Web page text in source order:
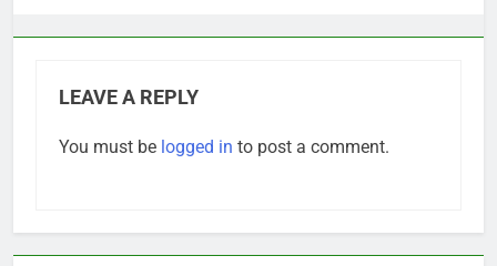
LEAVE A REPLY
You must be logged in to post a comment.